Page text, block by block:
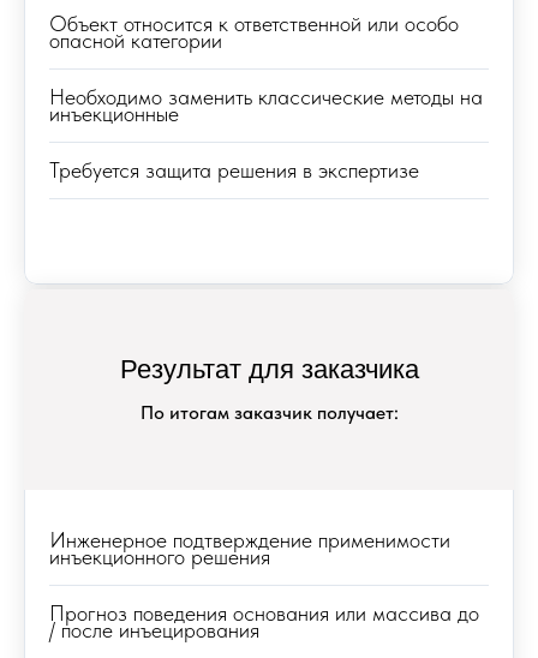
Объект относится к ответственной или особо
опасной категории
Необходимо заменить классические методы на
инъекционные
Требуется защита решения в экспертизе
Результат для заказчика
По итогам заказчик получает:
Инженерное подтверждение применимости
инъекционного решения
Прогноз поведения основания или массива до
/ после инъецирования
Компания «Геотехсинтез» – производитель
материалов и разработчик технологий для
укрепления грунтов и геотехнических
задач.
Создаем решения геотехнических задач,
где традиционные методы не работают
современных технологий и сервису,
климатические условия.